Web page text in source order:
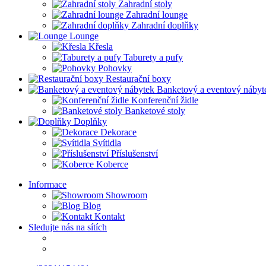
Zahradní stoly
Zahradní lounge
Zahradní doplňky
Lounge
Křesla
Taburety a pufy
Pohovky
Restaurační boxy
Banketový a eventový
Konferenční židle
Banketové stoly
Doplňky
Dekorace
Svítidla
Příslušenství
Koberce
Informace
Showroom
Blog
Kontakt
Sledujte nás na sítích